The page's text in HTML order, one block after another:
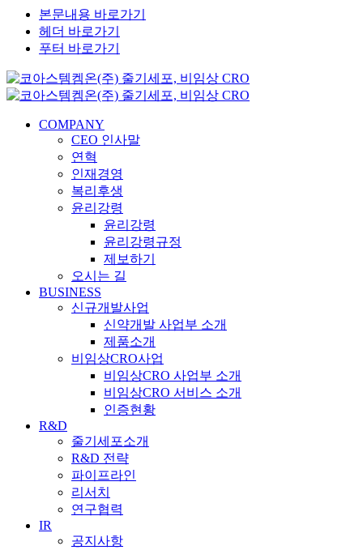
본문내용 바로가기
헤더 바로가기
푸터 바로가기
COMPANY
CEO 인사말
연혁
인재경영
복리후생
윤리강령
윤리강령
윤리강령규정
제보하기
오시는 길
BUSINESS
신규개발사업
신약개발 사업부 소개
제품소개
비임상CRO사업
비임상CRO 사업부 소개
비임상CRO 서비스 소개
인증현황
R&D
줄기세포소개
R&D 전략
파이프라인
리서치
연구협력
IR
공지사항